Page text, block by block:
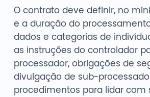
O contrato deve definir, no
e a duração do
dados e categorias de
as instruções do controlador
processador, obrigações de
divulgação de sub-
procedimentos para lidar com